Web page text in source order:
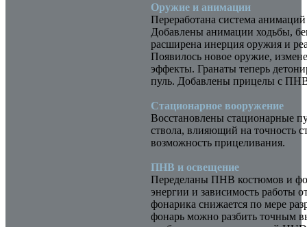
Оружие и анимации
Переработана система
Добавлены анимации ходьбы,
расширена инерция оружия и
Появилось новое оружие,
эффекты. Гранаты теперь
пуль. Добавлены прицелы с
Стационарное вооружение
Восстановлены стационарные
ствола, влияющий на точность
возможность прицеливания.
ПНВ и освещение
Переделаны ПНВ костюмов и
энергии и зависимость работы
фонарика снижается по мере
фонарь можно разбить точным